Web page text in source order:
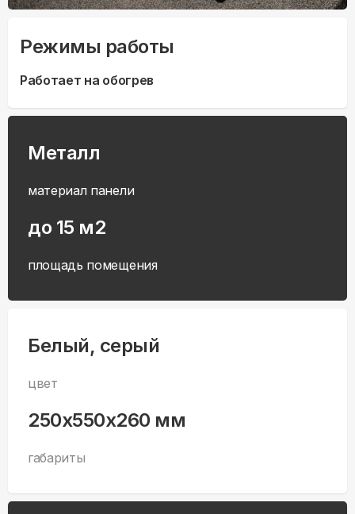
Режимы работы
Работает на обогрев
Металл
материал панели
до 15 м2
площадь помещения
Белый, серый
цвет
250x550x260 мм
габариты